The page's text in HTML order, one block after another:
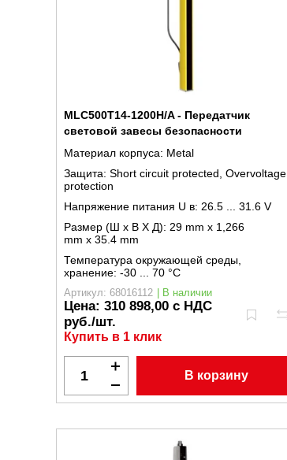
MLC500T14-1200H/A - Передатчик
световой завесы безопасности
Материал корпуса: Metal
Защита: Short circuit protected, Overvoltage
protection
Напряжение питания U в: 26.5 ... 31.6 V
Размер (Ш x В X Д): 29 mm x 1,266
mm x 35.4 mm
Температура окружающей среды,
хранение: -30 ... 70 °C
Артикул: 68016112 | В наличии
Цена: 310 898,00 с НДС
руб./шт.
Купить в 1 клик
В корзину